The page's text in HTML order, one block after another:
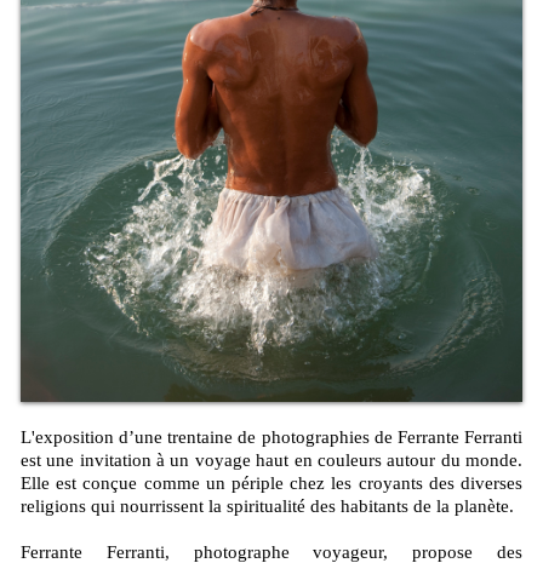
L'exposition d’une trentaine de photographies de Ferrante Ferranti
est une invitation à un voyage haut en couleurs autour du monde.
Elle est conçue comme un périple chez les croyants des diverses
religions qui nourrissent la spiritualité des habitants de la planète.
Ferrante Ferranti, photographe voyageur, propose des